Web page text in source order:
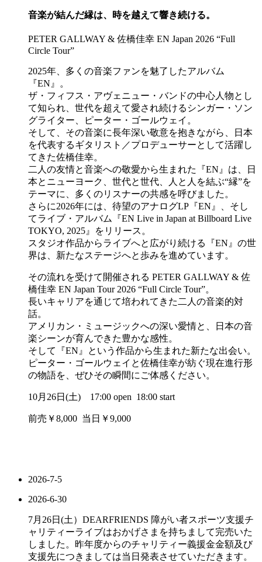
音楽が結んだ縁は、時を越えて響き続ける。
PETER GALLWAY & 佐橋佳幸 EN Japan 2026 “Full
Circle Tour”
2025年、多くの音楽ファンを魅了したアルバム
『EN』。
ザ・フィフス・アヴェニュー・バンドの中心人物とし
て知られ、世代を超えて愛され続けるシンガー・ソン
グライター、ピーター・ゴールウェイ。
そして、その音楽に長年深い敬意を抱きながら、日本
を代表するギタリスト／プロデューサーとして活躍し
てきた佐橋佳幸。
二人の友情と音楽への敬愛から生まれた『EN』は、日
本とニューヨーク、世代と世代、人と人を結ぶ“縁”を
テーマに、多くのリスナーの共感を呼びました。
さらに2026年には、待望のアナログLP『EN』、そし
てライブ・アルバム『EN Live in Japan at Billboard Live
TOKYO, 2025』をリリース。
スタジオ作品からライブへと広がり続ける『EN』の世
界は、新たなステージへと歩みを進めています。
その流れを受けて開催される PETER GALLWAY & 佐
橋佳幸 EN Japan Tour 2026 “Full Circle Tour”。
長いキャリアを通じて培われてきた二人の音楽的対
話。
アメリカン・ミュージックへの深い愛情と、日本の音
楽シーンが育んできた豊かな感性。
そして『EN』という作品から生まれた新たな出会い。
ピーター・ゴールウェイと佐橋佳幸が紡ぐ現在進行形
の物語を、ぜひその瞬間にご体感ください。
10月26日(土) 17:00 open 18:00 start
前売￥8,000 当日￥9,000
2026-7-5
2026-6-30
7月26日(土）DEARFRIENDS 障がい者スポーツ支援チ
ャリティーライブはおかげさまを持ちまして完売いた
しました。昨年度からのチャリティー義援金金額及び
支援先につきましては当日発表させていただきます。